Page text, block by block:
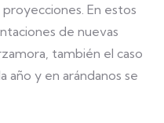
En estos
de nuevas
también el caso
año y en arándanos se